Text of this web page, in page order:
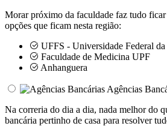
Morar próximo da faculdade faz tudo
opções que ficam nesta região:
UFFS - Universidade Federal
Faculdade de Medicina UPF
Anhanguera
Agências
Na correria do dia a dia, nada melhor do
bancária pertinho de casa para resolver